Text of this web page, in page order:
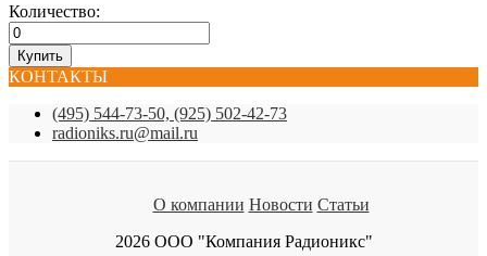
Количество:
КОНТАКТЫ
(495) 544-73-50, (925) 502-42-73
radioniks.ru@mail.ru
О компании Новости Статьи
2026 ООО "Компания Радионикс"